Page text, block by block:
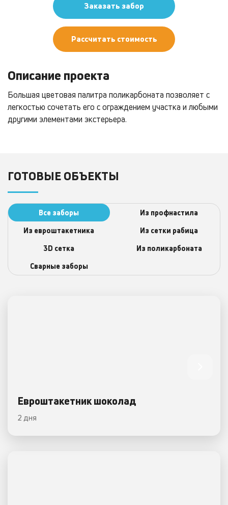
Заказать забор
Рассчитать стоимость
Описание проекта
Большая цветовая палитра поликарбоната позволяет с
легкостью сочетать его с ограждением участка и любыми
другими элементами экстерьера.
ГОТОВЫЕ ОБЪЕКТЫ
Все заборы
Из профнастила
Из евроштакетника
Из сетки рабица
3D сеткa
Из поликарбоната
Сварные заборы
Евроштакетник шоколад
2 дня